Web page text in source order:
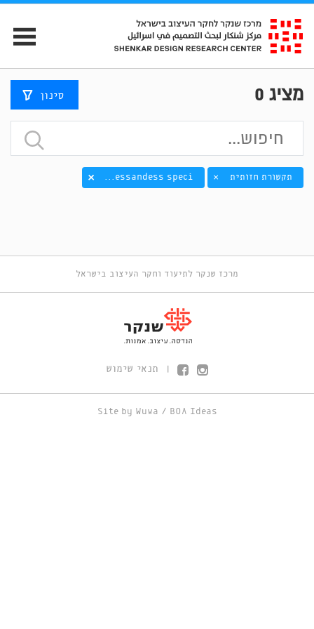
מציג 0 סינון
תקשורת חזותית ×
essandess speci...
מרכז שנקר לתיעוד וחקר העיצוב בישראל
תנאי שימוש
Site by Wuwa / BOA Ideas